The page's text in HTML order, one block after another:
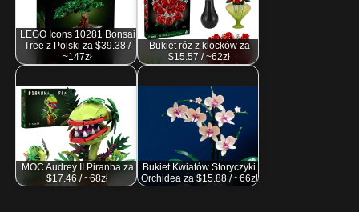
LEGO Icons 10281 Bonsai
Tree z Polski za $39.38 /
~147zł
Bukiet róż z klocków za
$15.57 / ~62zł
MOC Audrey II Piranha za
$17.46 / ~68zł
Bukiet Kwiatów Storyczyki
Orchidea za $15.88 / ~66zł